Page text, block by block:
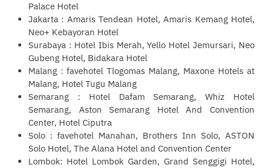
Palace Hotel
Jakarta : Amaris Tendean Hotel, Amaris Kemang Hotel,
Neo+ Kebayoran Hotel
Surabaya : Hotel Ibis Merah, Yello Hotel Jemursari, Neo
Gubeng Hotel, Bidakara Hotel
Malang : favehotel Tlogomas Malang, Maxone Hotels at
Malang, Hotel Tugu Malang
Semarang : Hotel Dafam Semarang, Whiz Hotel
Semarang, Aston Semarang Hotel And Convention
Center, Hotel Ciputra
Solo : favehotel Manahan, Brothers Inn Solo, ASTON
Solo Hotel, The Alana Hotel and Convention Center
Lombok: Hotel Lombok Garden, Grand Senggigi Hotel,